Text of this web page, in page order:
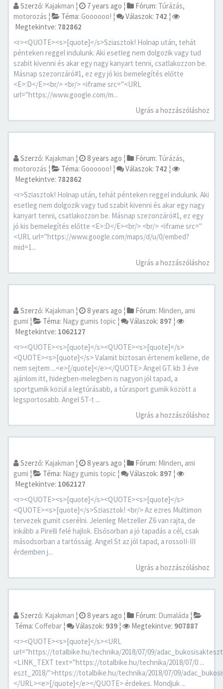
Szerző: Kajakman ¦ 7 years ago ¦ Fórum: Túrázás,
motorozás ¦ Téma: Goooooo! ¦ Válaszok: 742 ¦
Megtekintve: 782862
<r><QUOTE><s>[quote]</s>Sziasztok! Holnap után, tehát
pénteken reggel indulunk. Aki esetleg nem dolgozik vagy tud
szabit kivenni és akar egy nagy kanyart tenni, csatlakozzon be.
Másnap szezonzáró#1, ez egy jó kis bemelegítés előtte
<E>:D</E><br/> <br/> <iframe src="<URL
url="https://www.google.com/m...
Ugrás a hozzászóláshoz
Szerző: Kajakman ¦ 8 years ago ¦ Fórum: Túrázás,
motorozás ¦ Téma: Goooooo! ¦ Válaszok: 742 ¦
Megtekintve: 782862
<r>Sziasztok! Holnap után, tehát pénteken reggel indulunk. Aki
esetleg nem dolgozik vagy tud szabit kivenni és akar egy nagy
kanyart tenni, csatlakozzon be. Másnap szezonzáró#1, ez egy
jó kis bemelegítés előtte <E>:D</E><br/> <br/> <iframe src="
<URL url="https://www.google.com/maps/d/u/0/embed?
mid=1...
Ugrás a hozzászóláshoz
Szerző: Kajakman ¦ 8 years ago ¦ Fórum: Minden, ami
gumi ¦ Téma: Nagy gumis topic ¦ Válaszok: 897 ¦
Megtekintve: 1062127
<r><QUOTE><s>[quote]</s><QUOTE><s>[quote]</s>
<QUOTE><s>[quote]</s> Valamit biztosan értenem kellene, de
nem sejtem ...<e>[/quote]</e></QUOTE> Angel GT. kb 3 éve
ajánlom itt, hidegben-melegben is nagyon jól tapad, a
sportgumik közül a legtúrásabb, a túrasport gumik között a
legsportosabb. Angel ST-t ...
Ugrás a hozzászóláshoz
Szerző: Kajakman ¦ 8 years ago ¦ Fórum: Minden, ami
gumi ¦ Téma: Nagy gumis topic ¦ Válaszok: 897 ¦
Megtekintve: 1062127
<r><QUOTE><s>[quote]</s><QUOTE><s>[quote]</s>
<QUOTE><s>[quote]</s>Sziasztok! <br/> Az ezres Multimon
tervezek gumit cserélni. Jelenleg Metzeller Z6 van rajta, de
inkább a Pirelli felé hajlok. Elsősorban a jó tapadás a cél, csak
másodsorban a tartósság. Angel St az jól tapad, a rossoII-III
érdemben j...
Ugrás a hozzászóláshoz
Szerző: Kajakman ¦ 8 years ago ¦ Fórum: Dumaláda ¦
Téma: Coffebar ¦ Válaszok: 939 ¦ Megtekintve: 907887
<r><QUOTE><s>[quote]</s><URL
url="https://totalbike.hu/technika/2018/07/09/
<LINK_TEXT text="https://totalbike.hu/technika/2018/07/0 ...
eszt_2018/">https://totalbike.hu/technika/2018/07/09/
</URL><e>[/quote]</e></QUOTE> érdekes. Mondjuk ...